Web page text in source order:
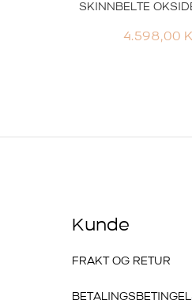
SKINNBELTE
4.598,00
Kunde
FRAKT OG RETUR